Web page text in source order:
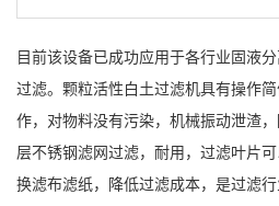
目前该设备已成功应用于各行业固液
过滤。颗粒活性白土过滤机具有操作
作，对物料没有污染，机械振动泄渣
层不锈钢滤网过滤，耐用，过滤叶片
换滤布滤纸，降低过滤成本，是过滤行